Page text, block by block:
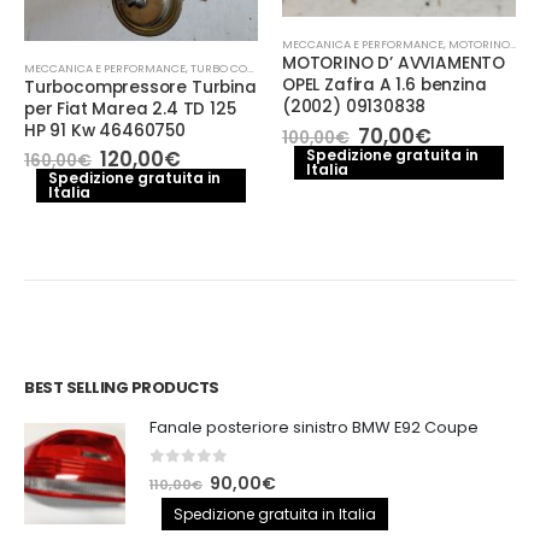
MECCANICA E PERFORMANCE,TURBO COMPRESSORE- TURBINA
Turbocompressore Turbina
per Fiat Marea 2.4 TD 125
HP 91 Kw 46460750
160,00€ Il
prezzo
originale
120,00€Il
prezzo
attuale
Spedizione gratuita in
Italia
MECCANICA E PERFORMANCE, MOTORINO AVVIAMENTO
MOTORINO D’ AVVIAMENTO
OPEL Zafira A 1.6 benzina
(2002) 09130838
100,00€ Il
prezzo
originale
70,00€Il
prezzo
attuale
Spedizione gratuita in
Italia
BEST SELLING PRODUCTS
Fanale posteriore sinistro BMW E92 Coupe
out of 5
110,00€ Il
prezzo
90,00€Il
prezzo
Spedizione gratuita in Italia